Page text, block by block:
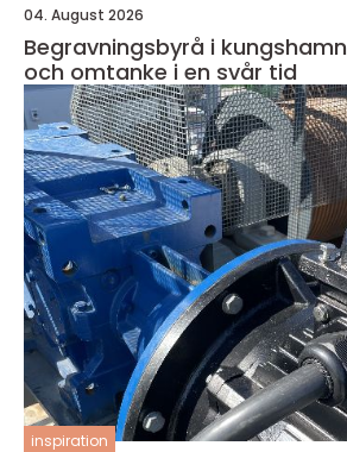
04. August 2026
Begravningsbyrå i kungshamn stöd, struktur
och omtanke i en svår tid
inspiration